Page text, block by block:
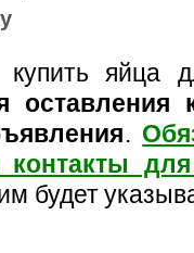
купить яйца
оставления
.
контакты
будет